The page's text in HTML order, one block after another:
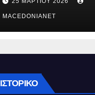
MACEDONIANET
ΙΣΤΟΡΙΚΌ Ιστορικό